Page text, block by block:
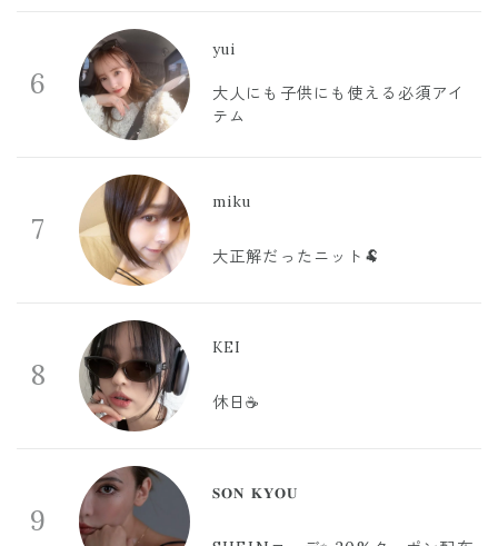
6
yui
大人にも子供にも使える必須アイ
テム
7
miku
大正解だったニット🐏
8
KEI
休日☕️
9
𝐒𝐎𝐍 𝐊𝐘𝐎𝐔